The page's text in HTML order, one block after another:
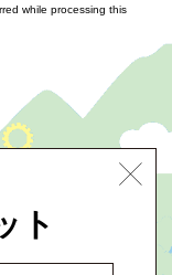
while processing this
ト